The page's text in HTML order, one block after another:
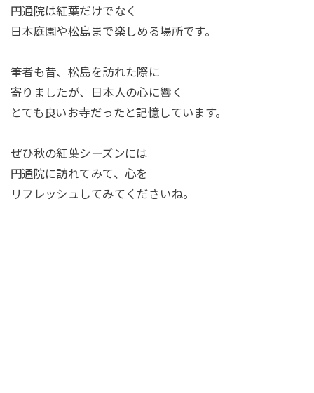
円通院は紅葉だけでなく
日本庭園や松島まで楽しめる場所です。
筆者も昔、松島を訪れた際に
寄りましたが、日本人の心に響く
とても良いお寺だったと記憶しています。
ぜひ秋の紅葉シーズンには
円通院に訪れてみて、心を
リフレッシュしてみてくださいね。